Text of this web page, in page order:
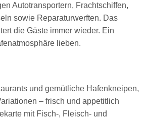
Autotransportern, Frachtschiffen,
sowie Reparaturwerften. Das
die Gäste immer wieder. Ein
lieben.
und gemütliche Hafenkneipen,
– frisch und appetitlich
mit Fisch-, Fleisch- und